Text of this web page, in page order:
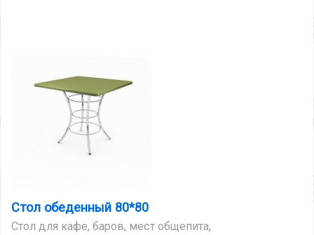
Стол обеденный 80*80
Стол для кафе, баров, мест общепита,